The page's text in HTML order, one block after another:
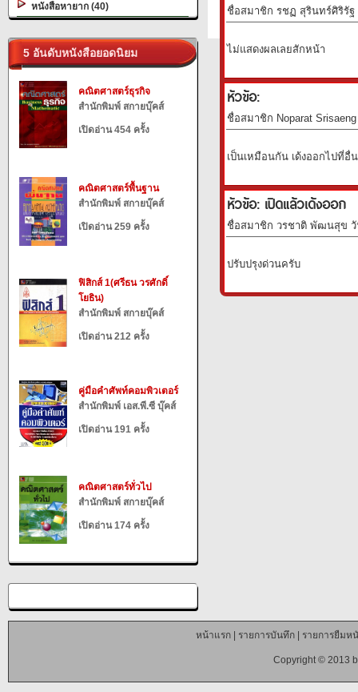
หนังสือหายาก (40)
5 อันดับหนังสือยอดนิยม
คณิตศาสตร์ธุรกิจ
สำนักพิมพ์ สกายบุ๊คส์
เปิดอ่าน 454 ครั้ง
คณิตศาสตร์พื้นฐาน
สำนักพิมพ์ สกายบุ๊คส์
เปิดอ่าน 259 ครั้ง
ฟิสิกส์ 1(ศรีธน วรศักดิ์
โยธิน)
สำนักพิมพ์ สกายบุ๊คส์
เปิดอ่าน 212 ครั้ง
คู่มือคำศัพท์คอมพิวเตอร์
สำนักพิมพ์ เอส.พี.ซี บุ๊คส์
เปิดอ่าน 191 ครั้ง
คณิตศาสตร์ทั่วไป
สำนักพิมพ์ สกายบุ๊คส์
เปิดอ่าน 174 ครั้ง
ชื่อสมาชิก รชฏ สุรินทร์ศิริรัฐ
ไม่แสดงผลเลยสักหน้า
หัวข้อ:
ชื่อสมาชิก Noparat
เป็นเหมือนกัน เด้งออกไปที่อื่
หัวข้อ: เปิดแล้วเด้งออก
ชื่อสมาชิก วรชาติ พัฒนสุข วั
ปรับปรุงด่วนครับ
หน้าแรก| รายการบันทึก| รายการยืมห
Copyright © 2013